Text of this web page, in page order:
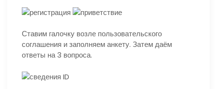
Ставим галочку возле пользовательского
соглашения и заполняем анкету. Затем даём
ответы на 3 вопроса.